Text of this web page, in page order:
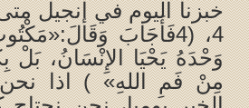
4، (4فَأَجَابَ
وَحْدَهُ يَحْيَا الإِنْسَانُ،
مِنْ فَمِ اللهِ» ) اذا